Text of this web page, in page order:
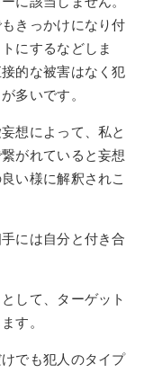
きっかけになり付
にするなどしま
的な被害はなく犯
多いです。
想によって、私と
がれていると妄想
い様に解釈されこ
には自分と付き合
して、ターゲット
す。
でも犯人のタイプ